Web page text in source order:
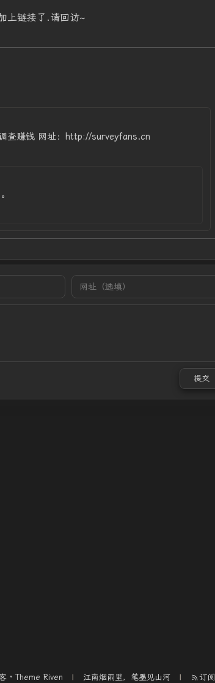
上链接了.请回访~
查赚钱 网址：http://surveyfans.cn
提交
· Theme Riven 江南烟雨里，笔墨见山河 订阅